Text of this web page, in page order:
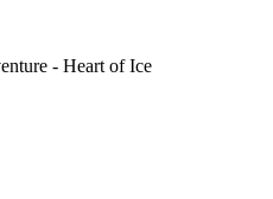
- Heart of Ice